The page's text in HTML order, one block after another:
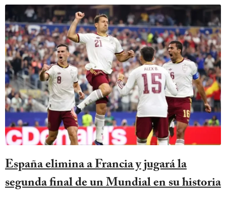
España elimina a Francia y jugará la
segunda final de un Mundial en su historia